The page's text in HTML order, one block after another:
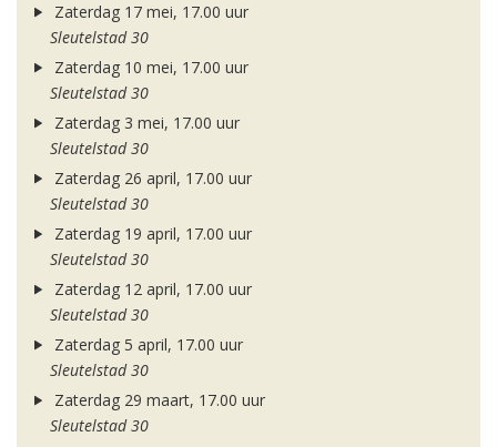
Zaterdag 17 mei, 17.00 uur
Sleutelstad 30
Zaterdag 10 mei, 17.00 uur
Sleutelstad 30
Zaterdag 3 mei, 17.00 uur
Sleutelstad 30
Zaterdag 26 april, 17.00 uur
Sleutelstad 30
Zaterdag 19 april, 17.00 uur
Sleutelstad 30
Zaterdag 12 april, 17.00 uur
Sleutelstad 30
Zaterdag 5 april, 17.00 uur
Sleutelstad 30
Zaterdag 29 maart, 17.00 uur
Sleutelstad 30